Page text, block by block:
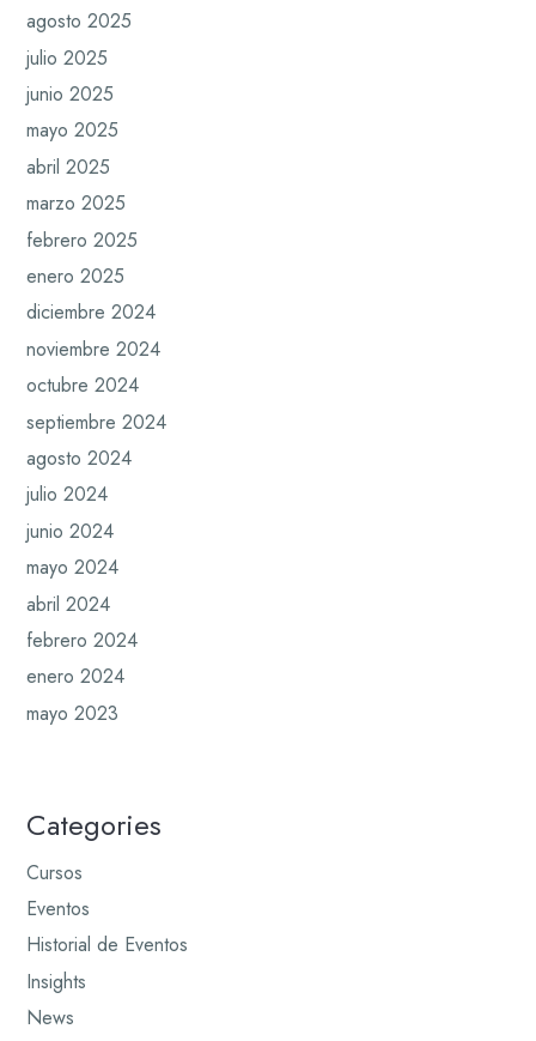
agosto 2025
julio 2025
junio 2025
mayo 2025
abril 2025
marzo 2025
febrero 2025
enero 2025
diciembre 2024
noviembre 2024
octubre 2024
septiembre 2024
agosto 2024
julio 2024
junio 2024
mayo 2024
abril 2024
febrero 2024
enero 2024
mayo 2023
Categories
Cursos
Eventos
Historial de Eventos
Insights
News